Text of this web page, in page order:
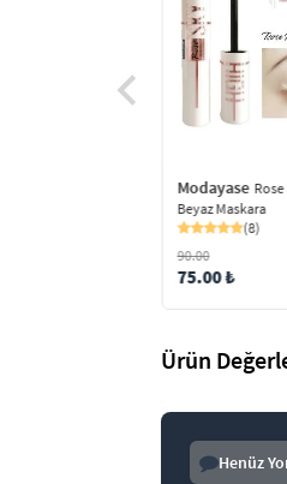
Modayase
Beyaz Maskara
(8)
90.00
75.00 ₺
Ürün
Henüz